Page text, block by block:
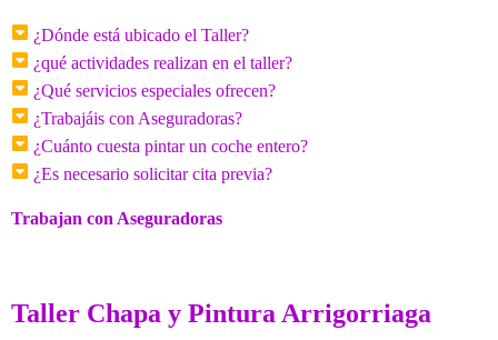
¿Dónde está ubicado el Taller?
¿qué actividades realizan en el taller?
¿Qué servicios especiales ofrecen?
¿Trabajáis con Aseguradoras?
¿Cuánto cuesta pintar un coche entero?
¿Es necesario solicitar cita previa?
Trabajan con Aseguradoras
Taller Chapa y Pintura Arrigorriaga